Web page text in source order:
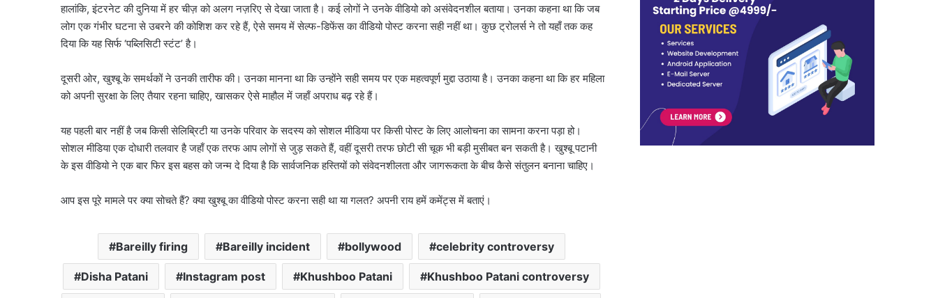
हालांकि, इंटरनेट की दुनिया में हर चीज़ को अलग नज़रिए से देखा जाता है। कई लोगों ने उनके वीडियो को असंवेदनशील बताया। उनका कहना था कि जब
लोग एक गंभीर घटना से उबरने की कोशिश कर रहे हैं, ऐसे समय में सेल्फ-डिफेंस का वीडियो पोस्ट करना सही नहीं था। कुछ ट्रोलर्स ने तो यहाँ तक कह
दिया कि यह सिर्फ ‘पब्लिसिटी स्टंट’ है।
दूसरी ओर, खुश्बू के समर्थकों ने उनकी तारीफ की। उनका मानना था कि उन्होंने सही समय पर एक महत्वपूर्ण मुद्दा उठाया है। उनका कहना था कि हर महिला
को अपनी सुरक्षा के लिए तैयार रहना चाहिए, खासकर ऐसे माहौल में जहाँ अपराध बढ़ रहे हैं।
यह पहली बार नहीं है जब किसी सेलिब्रिटी या उनके परिवार के सदस्य को सोशल मीडिया पर किसी पोस्ट के लिए आलोचना का सामना करना पड़ा हो।
सोशल मीडिया एक दोधारी तलवार है जहाँ एक तरफ आप लोगों से जुड़ सकते हैं, वहीं दूसरी तरफ छोटी सी चूक भी बड़ी मुसीबत बन सकती है। खुश्बू पटानी
के इस वीडियो ने एक बार फिर इस बहस को जन्म दे दिया है कि सार्वजनिक हस्तियों को संवेदनशीलता और जागरूकता के बीच कैसे संतुलन बनाना चाहिए।
आप इस पूरे मामले पर क्या सोचते हैं? क्या खुश्बू का वीडियो पोस्ट करना सही था या गलत? अपनी राय हमें कमेंट्स में बताएं।
Bareilly firing Bareilly incident bollywood celebrity controversy
Disha Patani Instagram post Khushboo Patani Khushboo Patani controversy